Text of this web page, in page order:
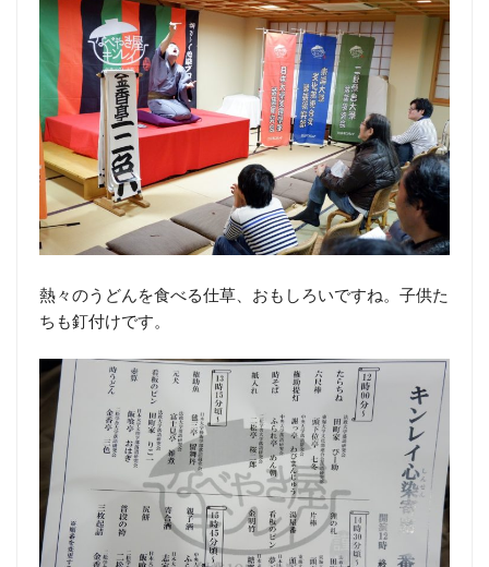
熱々のうどんを食べる仕草、おもしろいですね。子供た
ちも釘付けです。